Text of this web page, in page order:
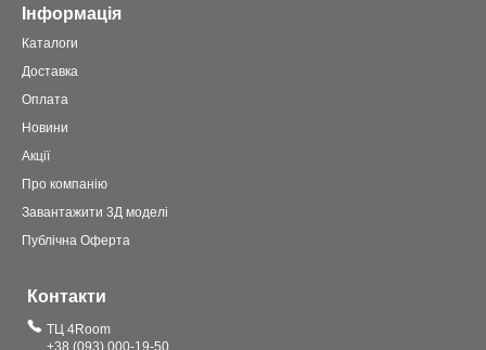
Інформація
Каталоги
Доставка
Оплата
Новини
Акції
Про компанію
Завантажити 3Д моделі
Публічна Оферта
Контакти
ТЦ 4Room
+38 (093) 000-19-50